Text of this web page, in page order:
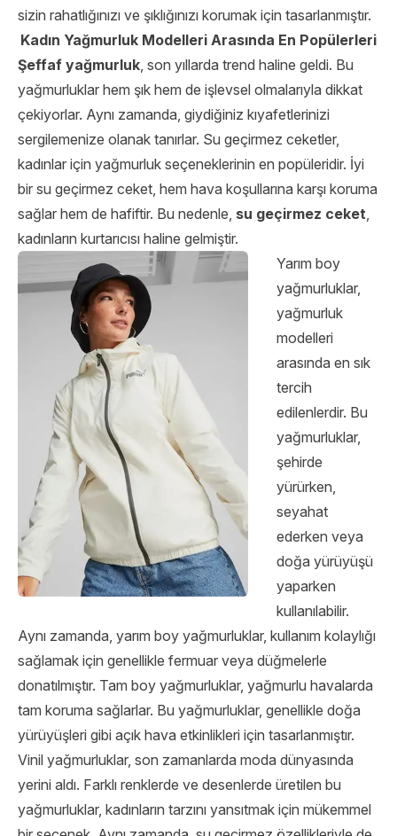
sizin rahatlığınızı ve şıklığınızı korumak için tasarlanmıştır.
Kadın Yağmurluk Modelleri Arasında En Popülerleri
Şeffaf yağmurluk, son yıllarda trend haline geldi. Bu
yağmurluklar hem şık hem de işlevsel olmalarıyla dikkat
çekiyorlar. Aynı zamanda, giydiğiniz kıyafetlerinizi
sergilemenize olanak tanırlar. Su geçirmez ceketler,
kadınlar için yağmurluk seçeneklerinin en popüleridir. İyi
bir su geçirmez ceket, hem hava koşullarına karşı koruma
sağlar hem de hafiftir. Bu nedenle, su geçirmez ceket,
kadınların kurtarıcısı haline gelmiştir.
Yarım boy
yağmurluklar,
yağmurluk
modelleri
arasında en sık
tercih
edilenlerdir. Bu
yağmurluklar,
şehirde
yürürken,
seyahat
ederken veya
doğa yürüyüşü
yaparken
kullanılabilir.
Aynı zamanda, yarım boy yağmurluklar, kullanım kolaylığı
sağlamak için genellikle fermuar veya düğmelerle
donatılmıştır. Tam boy yağmurluklar, yağmurlu havalarda
tam koruma sağlarlar. Bu yağmurluklar, genellikle doğa
yürüyüşleri gibi açık hava etkinlikleri için tasarlanmıştır.
Vinil yağmurluklar, son zamanlarda moda dünyasında
yerini aldı. Farklı renklerde ve desenlerde üretilen bu
yağmurluklar, kadınların tarzını yansıtmak için mükemmel